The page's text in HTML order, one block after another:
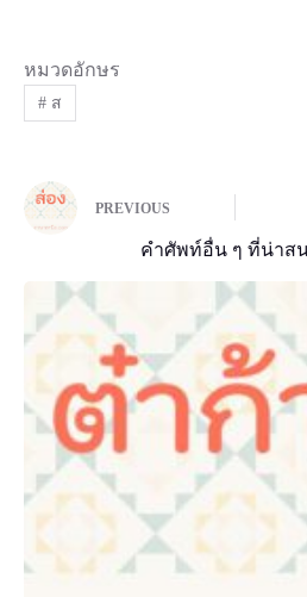
หมวดอักษร
#ส
PREVIOUS
คำศัพท์อื่น ๆ ที่น่าส